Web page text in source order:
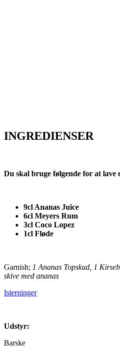
INGREDIENSER
Du skal bruge følgende for at lave
9cl Ananas Juice
6cl Meyers Rum
3cl Coco Lopez
1cl Fløde
Garnish; 1 Ananas Topskud, 1
skive med ananas
Isterninger
Udstyr:
Barske